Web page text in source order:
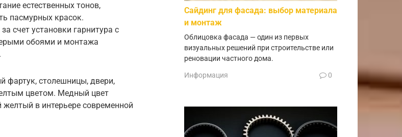
естественных тонов,
пасмурных красок.
счет установки гарнитура с
обоями и монтажа
фартук, столешницы, двери,
цветом. Медный цвет
в интерьере современной
Сайдинг для фасада: выбор материала
и монтаж
Облицовка фасада — один из первых
визуальных решений при строительстве или
реновации частного дома.
Информация 0